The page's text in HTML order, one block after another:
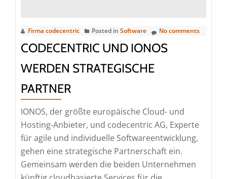
Firma codecentric Posted in Software No comments
CODECENTRIC UND IONOS
WERDEN STRATEGISCHE
PARTNER
IONOS, der größte europäische Cloud- und
Hosting-Anbieter, und codecentric AG, Experte
für agile und individuelle Softwareentwicklung,
gehen eine strategische Partnerschaft ein.
Gemeinsam werden die beiden Unternehmen